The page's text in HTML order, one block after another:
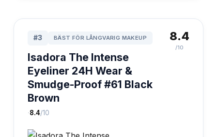
#3 BÄST FÖR LÅNGVARIG MAKEUP
Isadora The Intense
Eyeliner 24H Wear &
Smudge-Proof #61 Black
Brown
·8.4/10
8.4
/10